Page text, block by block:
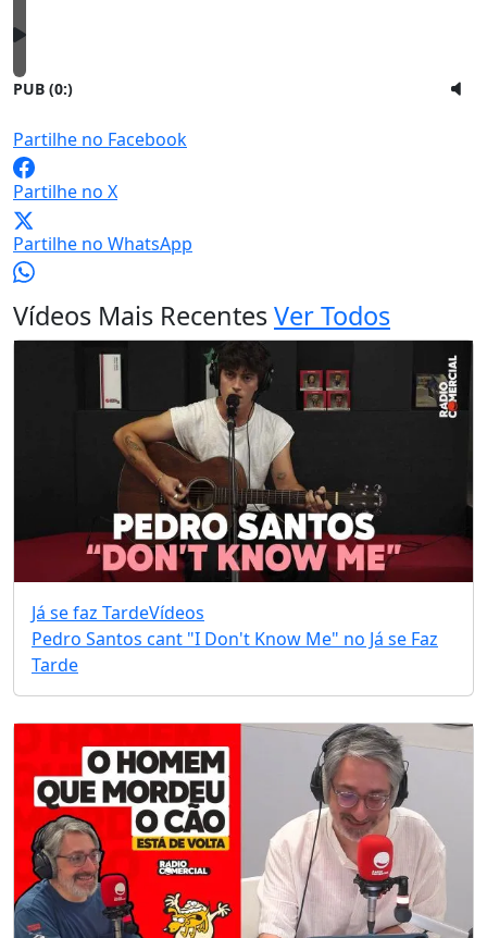
PUB (0:)
Partilhe no Facebook
Partilhe no X
Partilhe no WhatsApp
Vídeos Mais RecentesVer Todos
Já se faz TardeVídeos
Pedro Santos cant "I Don't Know Me" no Já se Faz
Tarde